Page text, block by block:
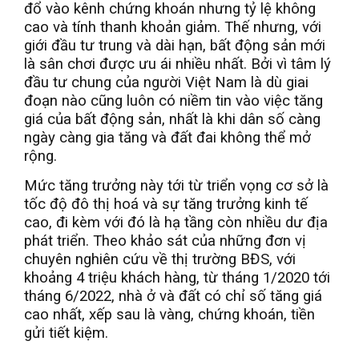
đổ vào kênh chứng khoán nhưng tỷ lệ không
cao và tính thanh khoản giảm. Thế nhưng, với
giới đầu tư trung và dài hạn, bất động sản mới
là sân chơi được ưu ái nhiều nhất. Bởi vì tâm lý
đầu tư chung của người Việt Nam là dù giai
đoạn nào cũng luôn có niềm tin vào việc tăng
giá của bất động sản, nhất là khi dân số càng
ngày càng gia tăng và đất đai không thể mở
rộng.
Mức tăng trưởng này tới từ triển vọng cơ sở là
tốc độ đô thị hoá và sự tăng trưởng kinh tế
cao, đi kèm với đó là hạ tầng còn nhiều dư địa
phát triển. Theo khảo sát của những đơn vị
chuyên nghiên cứu về thị trường BĐS, với
khoảng 4 triệu khách hàng, từ tháng 1/2020 tới
tháng 6/2022, nhà ở và đất có chỉ số tăng giá
cao nhất, xếp sau là vàng, chứng khoán, tiền
gửi tiết kiệm.